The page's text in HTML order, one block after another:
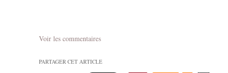
Voir les commentaires
PARTAGER CET ARTICLE